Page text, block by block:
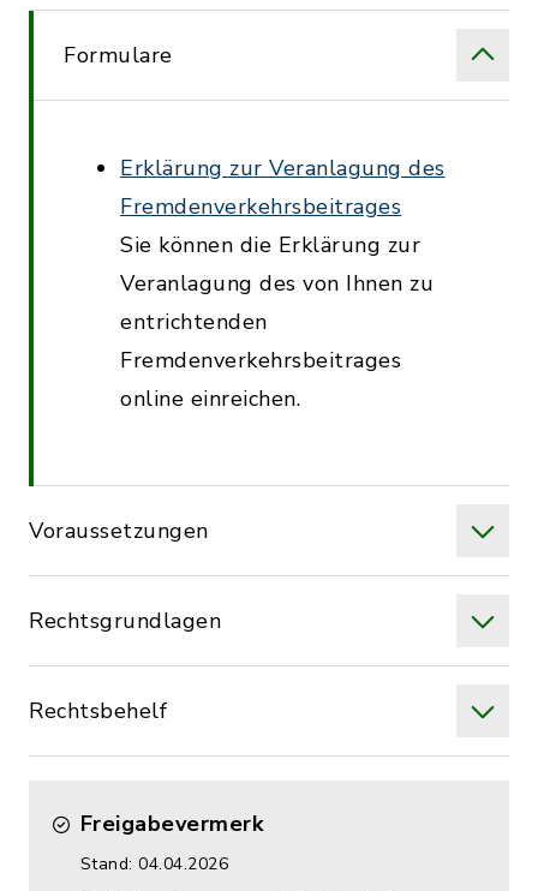
Formulare
Erklärung zur Veranlagung des
Fremdenverkehrsbeitrages
Sie können die Erklärung zur
Veranlagung des von Ihnen zu
entrichtenden
Fremdenverkehrsbeitrages
online einreichen.
Voraussetzungen
Rechtsgrundlagen
Rechtsbehelf
Freigabevermerk
Stand: 04.04.2026